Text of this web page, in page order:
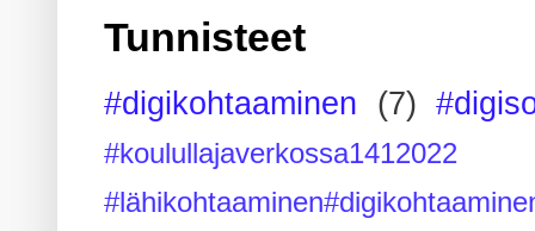
Tunnisteet
#digikohtaaminen (7)
#koulullajaverkossa1412022